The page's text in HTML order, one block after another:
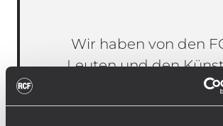
Wir haben von den
Leuten und den
durchweg nur
Rückmeldungen zum